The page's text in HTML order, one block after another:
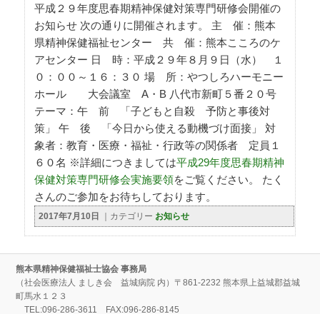
平成２９年度思春期精神保健対策専門研修会開催の
お知らせ 次の通りに開催されます。 主 催：熊本
県精神保健福祉センター 共 催：熊本こころのケ
アセンター 日 時：平成２９年８月９日（水） １
０：００～１６：３０ 場 所：やつしろハーモニー
ホール 大会議室 A・B 八代市新町５番２０号
テーマ：午 前 「子どもと自殺 予防と事後対
策」 午 後 「今日から使える動機づけ面接」 対
象者：教育・医療・福祉・行政等の関係者 定員１
６０名 ※詳細につきましては平成29年度思春期精神
保健対策専門研修会実施要領をご覧ください。 たく
さんのご参加をお待ちしております。
2017年7月10日 ｜カテゴリー お知らせ
熊本県精神保健福祉士協会 事務局
（社会医療法人 ましき会 益城病院 内）〒861-2232 熊本県上益城郡益城
町馬水１２３
TEL:096-286-3611 FAX:096-286-8145